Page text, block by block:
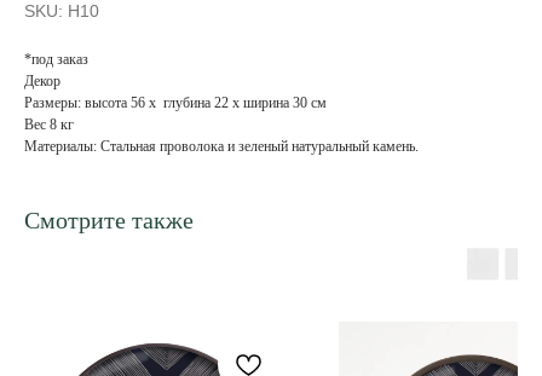
SKU: H10
*под заказ
Декор
Размеры: высота 56 x глубина 22 x ширина 30 см
Вес 8 кг
Материалы: Стальная проволока и зеленый натуральный камень.
Смотрите также